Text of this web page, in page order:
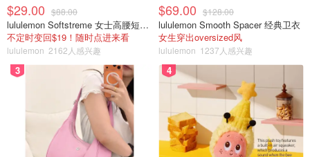
$29.00 $88.00
lululemon Softstreme 女士高腰短裤 10cm
不定时变回$19！随时点进来看
lululemon 2162人感兴趣
$69.00 $128.00
lululemon Smooth Spacer 经典卫衣
女生穿出oversized风
lululemon 1237人感兴趣
3 4